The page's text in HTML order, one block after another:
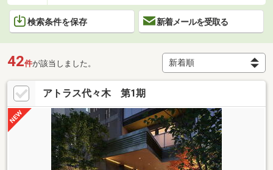
検索条件を保存 新着メールを受取る
42件が該当しました。
アトラス代々木 第1期